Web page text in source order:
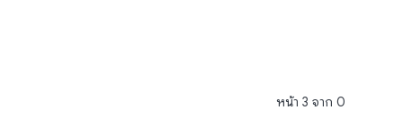
หน้า 3 จาก 0